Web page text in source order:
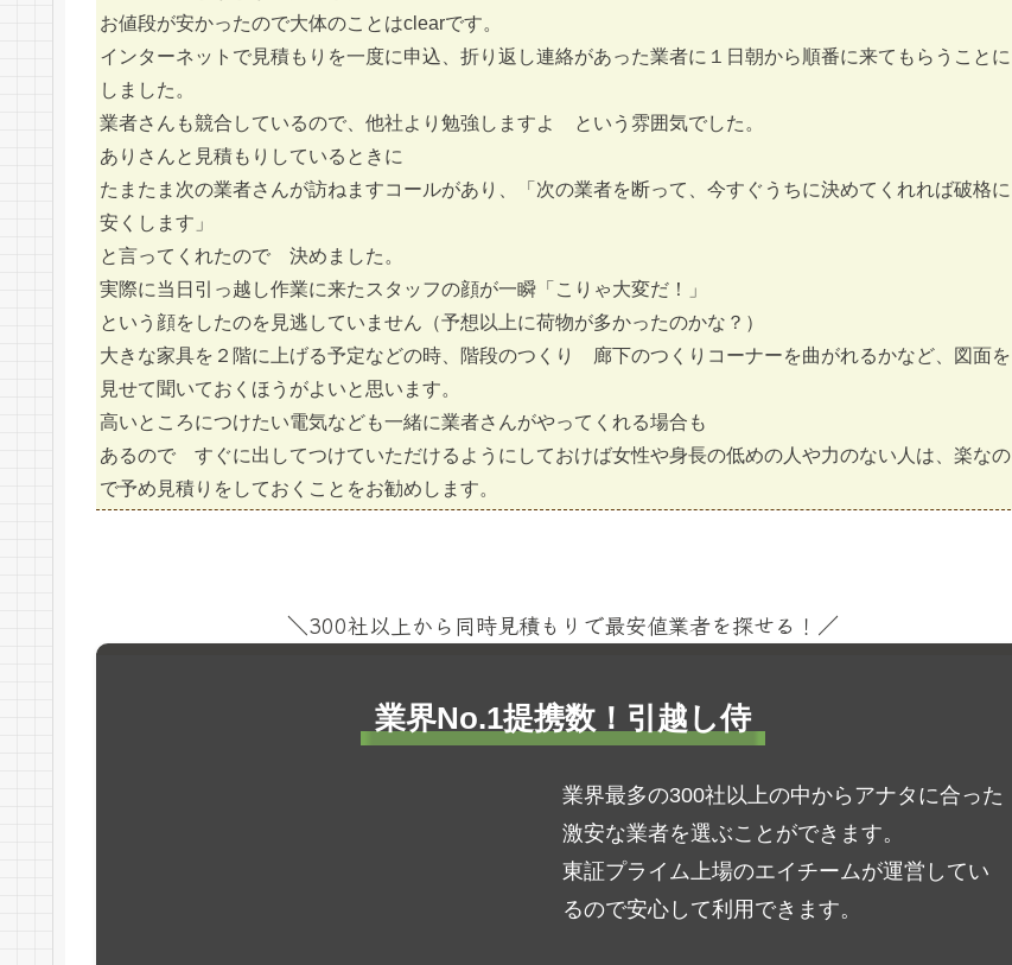
お値段が安かったので大体のことはclearです。
インターネットで見積もりを一度に申込、折り返し連絡があった業者に１日朝から順番に来てもらうことに
しました。
業者さんも競合しているので、他社より勉強しますよ という雰囲気でした。
ありさんと見積もりしているときに
たまたま次の業者さんが訪ねますコールがあり、「次の業者を断って、今すぐうちに決めてくれれば破格に
安くします」
と言ってくれたので 決めました。
実際に当日引っ越し作業に来たスタッフの顔が一瞬「こりゃ大変だ！」
という顔をしたのを見逃していません（予想以上に荷物が多かったのかな？）
大きな家具を２階に上げる予定などの時、階段のつくり 廊下のつくりコーナーを曲がれるかなど、図面を
見せて聞いておくほうがよいと思います。
高いところにつけたい電気なども一緒に業者さんがやってくれる場合も
あるので すぐに出してつけていただけるようにしておけば女性や身長の低めの人や力のない人は、楽なの
で予め見積りをしておくことをお勧めします。
＼300社以上から同時見積もりで最安値業者を探せる！／
業界No.1提携数！引越し侍
業界最多の300社以上の中からアナタに合った
激安な業者を選ぶことができます。
東証プライム上場のエイチームが運営してい
るので安心して利用できます。